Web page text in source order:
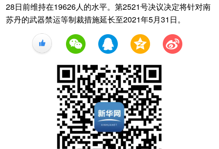
28日前维持在19626人的水平。第2521号决议决定将针对南
苏丹的武器禁运等制裁措施延长至2021年5月31日。
+1